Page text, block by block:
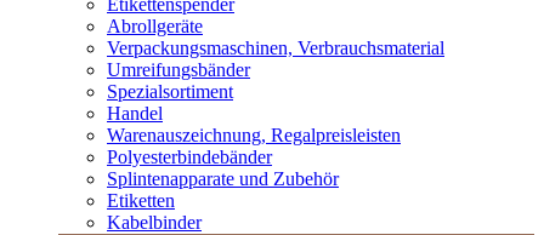
Etikettenspender
Abrollgeräte
Verpackungsmaschinen, Verbrauchsmaterial
Umreifungsbänder
Spezialsortiment
Handel
Warenauszeichnung, Regalpreisleisten
Polyesterbindebänder
Splintenapparate und Zubehör
Etiketten
Kabelbinder